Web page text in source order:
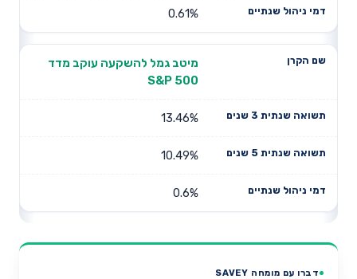
0.61%
מיטב גמל להשקעה עוקב מדד
S&P 500
13.46%
10.49%
0.6%
דברו עם מומחה SAVEY